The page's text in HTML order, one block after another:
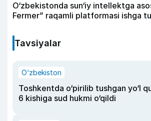
O‘zbekistonda sun‘iy intellektga
Fermer” raqamli platformasi ishga
Tavsiyalar
O‘zbekiston
Toshkentda o‘pirilib tushgan yo‘l
6 kishiga sud hukmi o‘qildi